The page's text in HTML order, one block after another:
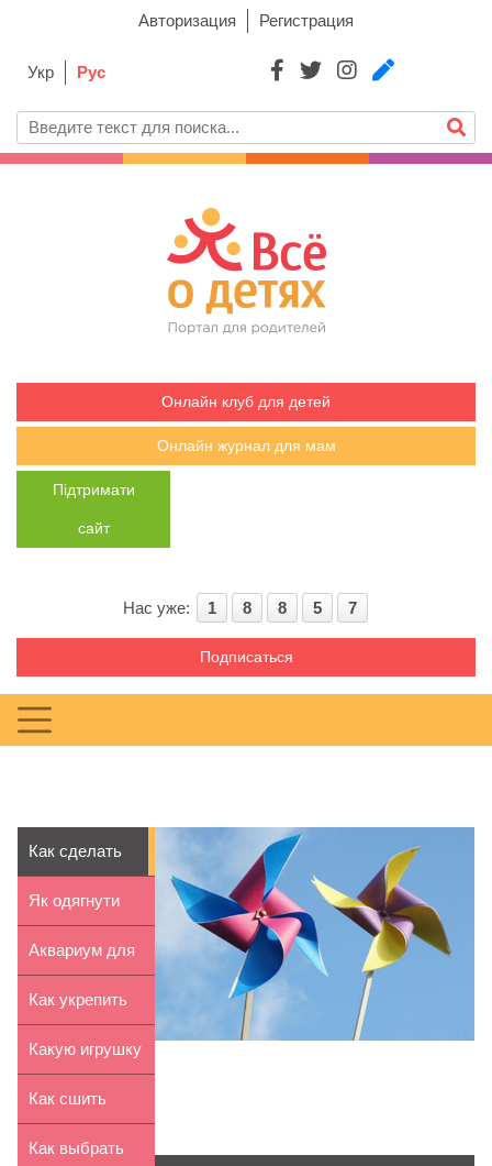
Авторизация Регистрация
Укр Рус
Онлайн клуб для детей
Онлайн журнал для мам
Підтримати
сайт
Нас уже: 1 8 8 5 7
Подписаться
Как сделать
вертушку.
Пошаговая...
Як одягнути
дітей на
весілля
Аквариум для
ребенка: вред
или ...
Как укрепить
иммунитет
ребенка ...
Какую игрушку
подарить
мальчику
Как сшить
корзину для
Как выбрать